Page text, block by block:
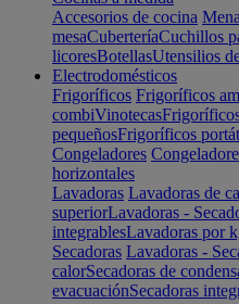
Accesorios de cocina
mesaCuberteríaCuchillos
licoresBotellasUtensilios
Electrodomésticos
Frigoríficos Frigoríficos
combiVinotecas
pequeñosFrigoríficos
Congeladores
horizontales
Lavadoras Lavadoras de
superiorLavadoras -
integrablesLavadoras por
Secadoras Lavadoras -
calorSecadoras de
evacuaciónSecadoras